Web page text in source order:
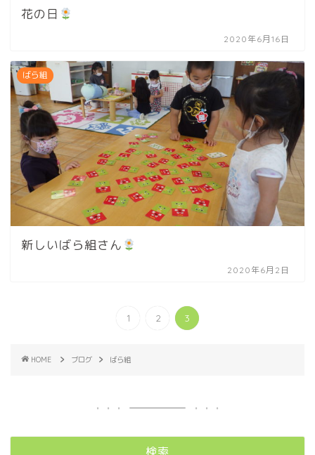
花の日
2020年6月16日
ばら組
新しいばら組さん
2020年6月2日
1 2 3
HOME ブログ ばら組
検索